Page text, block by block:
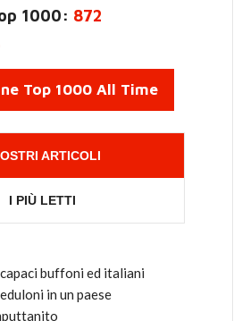
1000: 872
Top 1000 All Time
ARTICOLI
I PIÙ LETTI
buffoni ed italiani
in un paese
è nato tutto questo odio
Renzi, il Malaussène